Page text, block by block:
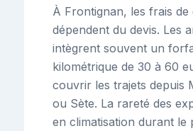
À Frontignan, les frais de
dépendent du devis. Les
intègrent souvent un
kilométrique de 30 à 60
couvrir les trajets depuis
ou Sète. La rareté des
en climatisation durant le